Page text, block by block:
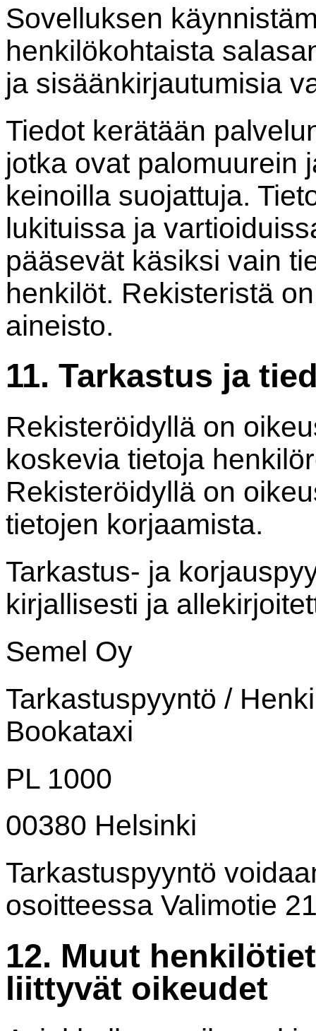
Sovelluksen
henkilökohtaista
ja sisäänkirjautumisia
Tiedot kerätään
jotka ovat palomuurein
keinoilla suojattuja.
lukituissa ja
pääsevät käsiksi vain
henkilöt. Rekisteristä
aineisto.
11. Tarkastus ja
Rekisteröidyllä on
koskevia tietoja
Rekisteröidyllä on
tietojen korjaamista.
Tarkastus- ja
kirjallisesti ja
Semel Oy
Tarkastuspyyntö /
Bookataxi
PL 1000
00380 Helsinki
Tarkastuspyyntö
osoitteessa Valimotie
12. Muut
liittyvät oikeudet